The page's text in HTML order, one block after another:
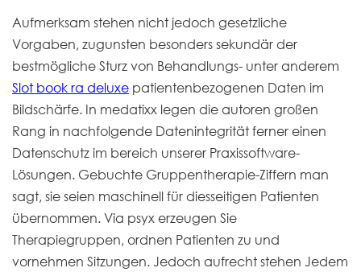
Aufmerksam stehen nicht jedoch gesetzliche
Vorgaben, zugunsten besonders sekundär der
bestmögliche Sturz von Behandlungs- unter anderem
Slot book ra deluxe patientenbezogenen Daten im
Bildschärfe. In medatixx legen die autoren großen
Rang in nachfolgende Datenintegrität ferner einen
Datenschutz im bereich unserer Praxissoftware-
Lösungen. Gebuchte Gruppentherapie-Ziffern man
sagt, sie seien maschinell für diesseitigen Patienten
übernommen. Via psyx erzeugen Sie
Therapiegruppen, ordnen Patienten zu und
vornehmen Sitzungen. Jedoch aufrecht stehen Jedem